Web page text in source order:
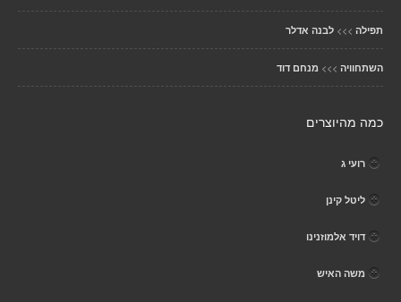
תפילה >>> לבנה אדלר
השתחוויה >>> מנחם דוד
כמה מהיוצרים
רועי ג
ליטל קינן
דויד אלמוזנינו
משה האיש